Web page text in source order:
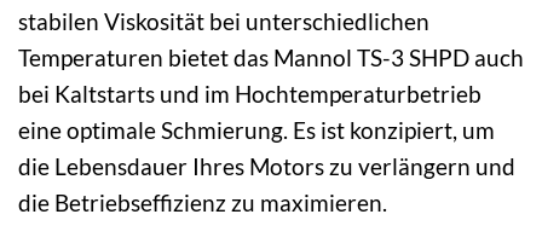
stabilen Viskosität bei unterschiedlichen
Temperaturen bietet das Mannol TS-3 SHPD auch
bei Kaltstarts und im Hochtemperaturbetrieb
eine optimale Schmierung. Es ist konzipiert, um
die Lebensdauer Ihres Motors zu verlängern und
die Betriebseffizienz zu maximieren.